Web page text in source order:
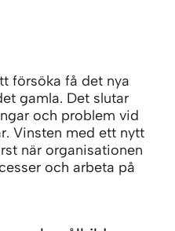
försöka få det nya
gamla. Det slutar
och problem vid
Vinsten med ett nytt
när organisationen
och arbeta på